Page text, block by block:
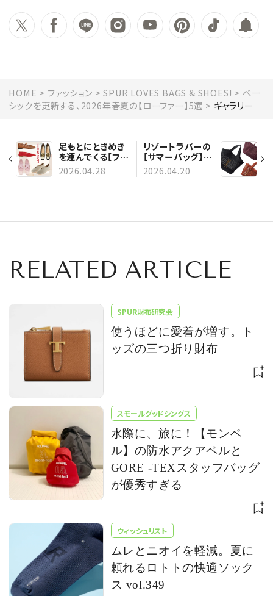
HOME ファッション SPUR LOVES BAGS & SHOES!
ベー
シックを更新する、2026年春夏の【ローファー】5選
ギャラリー
足もとにときめき
を運んでくる【フラ
ットシューズ】5選
2026.04.28
リゾートラバーの
【サマーバッグ】６
選 ｜ ロエベ、マル
ニ、クロエetc.
2026.04.20
RELATED ARTICLE
SPUR財布研究会
使うほどに愛着が増す。ト
ッズの三つ折り財布
スモールグッドシングス
水際に、旅に！【モンベ
ル】の防水アクアペルと
GORE -TEXスタッフバッグ
が優秀すぎる
ウィッシュリスト
ムレとニオイを軽減。夏に
頼れるロトトの快適ソック
ス vol.349